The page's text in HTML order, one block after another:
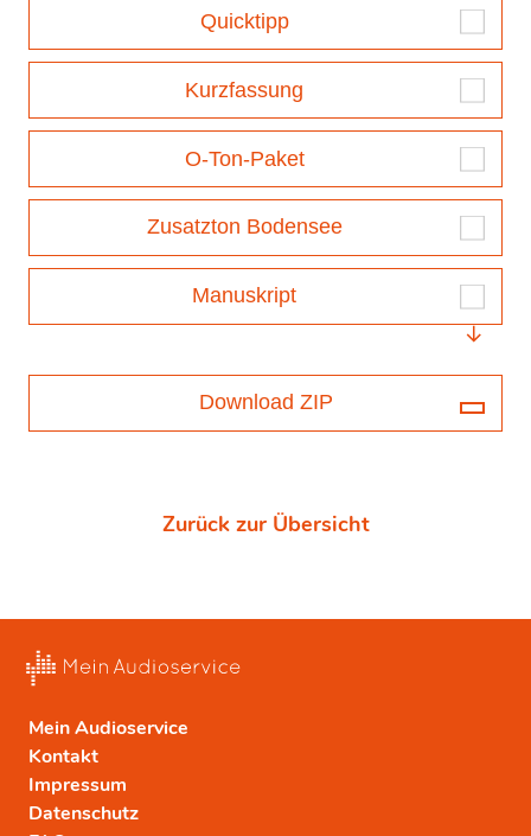
Quicktipp
Kurzfassung
O-Ton-Paket
Zusatzton Bodensee
Manuskript
Download ZIP
Zurück zur Übersicht
Mein Audioservice
Kontakt
Impressum
Datenschutz